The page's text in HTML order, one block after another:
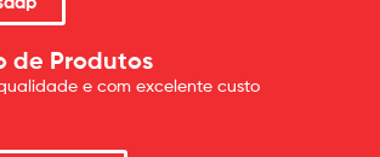
de Produtos
e com excelente custo